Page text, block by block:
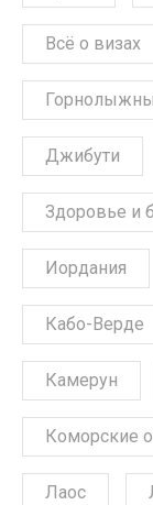
Всё о визах
Джибути
Здоровье и
Иордания
Кабо-Верде
Камерун
Коморские
Лаос